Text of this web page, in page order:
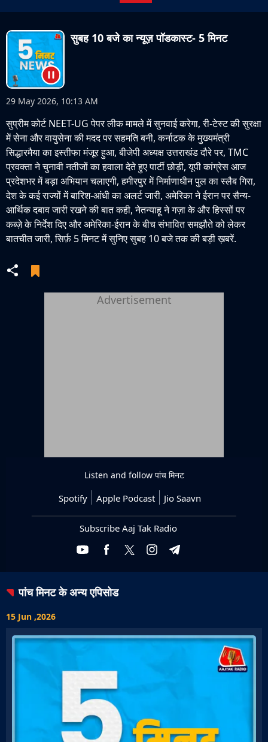
सुबह 10 बजे का न्यूज़ पॉडकास्ट- 5 मिनट
29 May 2026, 10:13 AM
सुप्रीम कोर्ट NEET-UG पेपर लीक मामले में सुनवाई करेगा, री-टेस्ट की सुरक्षा
में सेना और वायुसेना की मदद पर सहमति बनी, कर्नाटक के मुख्यमंत्री
सिद्धारमैया का इस्तीफा मंजूर हुआ, बीजेपी अध्यक्ष उत्तराखंड दौरे पर, TMC
प्रवक्ता ने चुनावी नतीजों का हवाला देते हुए पार्टी छोड़ी, यूपी कांग्रेस आज
प्रदेशभर में बड़ा अभियान चलाएगी, हमीरपुर में निर्माणाधीन पुल का स्लैब गिरा,
देश के कई राज्यों में बारिश-आंधी का अलर्ट जारी, अमेरिका ने ईरान पर सैन्य-
आर्थिक दबाव जारी रखने की बात कही, नेतन्याहू ने गज़ा के और हिस्सों पर
कब्ज़े के निर्देश दिए और अमेरिका-ईरान के बीच संभावित समझौते को लेकर
बातचीत जारी, सिर्फ़ 5 मिनट में सुनिए सुबह 10 बजे तक की बड़ी ख़बरें.
Advertisement
Listen and follow पांच मिनट
Spotify Apple Podcast Jio Saavn
Subscribe Aaj Tak Radio
पांच मिनटके अन्य एपिसोड
15 Jun ,2026